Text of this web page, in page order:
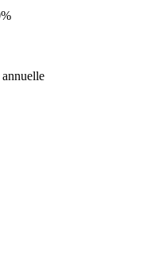
annuelle